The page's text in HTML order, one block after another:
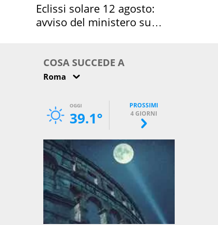
Eclissi solare 12 agosto:
avviso del ministero su